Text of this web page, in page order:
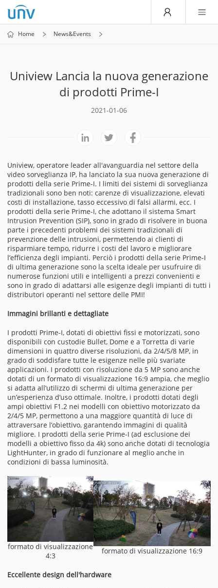
Home News&Events
Uniview Lancia la nuova generazione
di prodotti Prime-I
2021-01-06
Uniview, operatore leader all'avanguardia nel settore della
video sorveglianza IP, ha lanciato la sua nuova generazione di
prodotti della serie Prime-I. I limiti dei sistemi di sorveglianza
tradizionali sono ben noti: carenze di visualizzazione, elevati
costi di installazione, tasso eccessivo di falsi allarmi, ecc. I
prodotti della serie Prime-I, che adottano il sistema Smart
Intrusion Prevention (SIP), sono in grado di risolvere in buona
parte i precedenti problemi dei sistemi tradizionali di
prevenzione delle intrusioni, permettendo ai clienti di
risparmiare tempo, ridurre i costi del lavoro e migliorare
l’efficienza degli impianti. Perciò i prodotti della serie Prime-I
di ultima generazione sono la scelta ideale per usufruire di
numerose funzioni utili e intelligenti a prezzi convenienti e
sono in grado di adattarsi alle esigenze degli impianti di tutti i
distributori operanti nel settore delle PMI!
Immagini brillanti e dettagliate
I prodotti Prime-I, dotati di obiettivi fissi e motorizzati, sono
disponibili con custodie Bullet, Dome e a Torretta di varie
dimensioni in quattro diverse risoluzioni, da 2/4/5/8 MP, in
grado di soddisfare tutte le esigenze nelle più svariate
applicazioni. I prodotti con risoluzione da 5 MP sono anche
dotati di un formato di visualizzazione 16:9 ampia, che meglio
si adatta all’utilizzo di schermi di ultima generazione per
un’esperienza d’uso ottimale. Inoltre, i prodotti dotati degli
ampi obiettivi F1.2 nei modelli con obiettivo motorizzato da
2/4/5 MP, permettono a una maggiore quantità di luce di
attraversare l’obiettivo, garantendo immagini di qualità
migliore. I prodotti della serie Prime-I (ad esclusione dei
modelli a obiettivo fisso da 4k) sono anche dotati di tecnologia
LightHunter, in grado di funzionare al meglio anche in
condizioni di bassa luminosità.
formato di visualizzazione
4:3
formato di visualizzazione 16:9
Eccellente design dell'hardware